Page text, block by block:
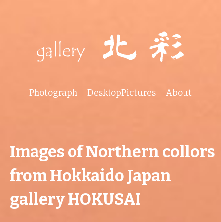
Photograph DesktopPictures About
Images of Northern collors
from Hokkaido Japan
gallery HOKUSAI